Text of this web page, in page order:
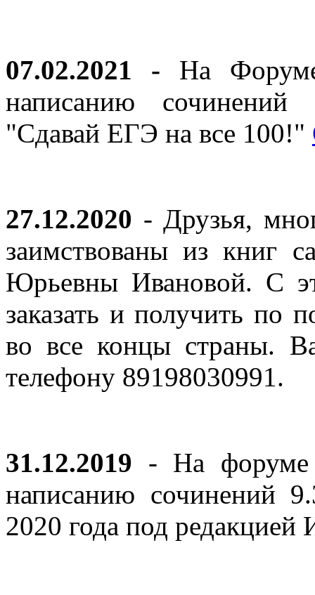
07.02.2021 - На
написанию
"Сдавай ЕГЭ на все 100!"
27.12.2020 - Друзья,
заимствованы из книг
Юрьевны Ивановой. С
заказать и получить по
во все концы страны.
телефону 89198030991.
31.12.2019 - На форуме
написанию сочинений
2020 года под